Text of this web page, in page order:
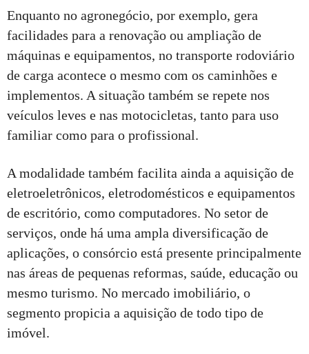
Enquanto no agronegócio, por exemplo, gera
facilidades para a renovação ou ampliação de
máquinas e equipamentos, no transporte rodoviário
de carga acontece o mesmo com os caminhões e
implementos. A situação também se repete nos
veículos leves e nas motocicletas, tanto para uso
familiar como para o profissional.
A modalidade também facilita ainda a aquisição de
eletroeletrônicos, eletrodomésticos e equipamentos
de escritório, como computadores. No setor de
serviços, onde há uma ampla diversificação de
aplicações, o consórcio está presente principalmente
nas áreas de pequenas reformas, saúde, educação ou
mesmo turismo. No mercado imobiliário, o
segmento propicia a aquisição de todo tipo de
imóvel.